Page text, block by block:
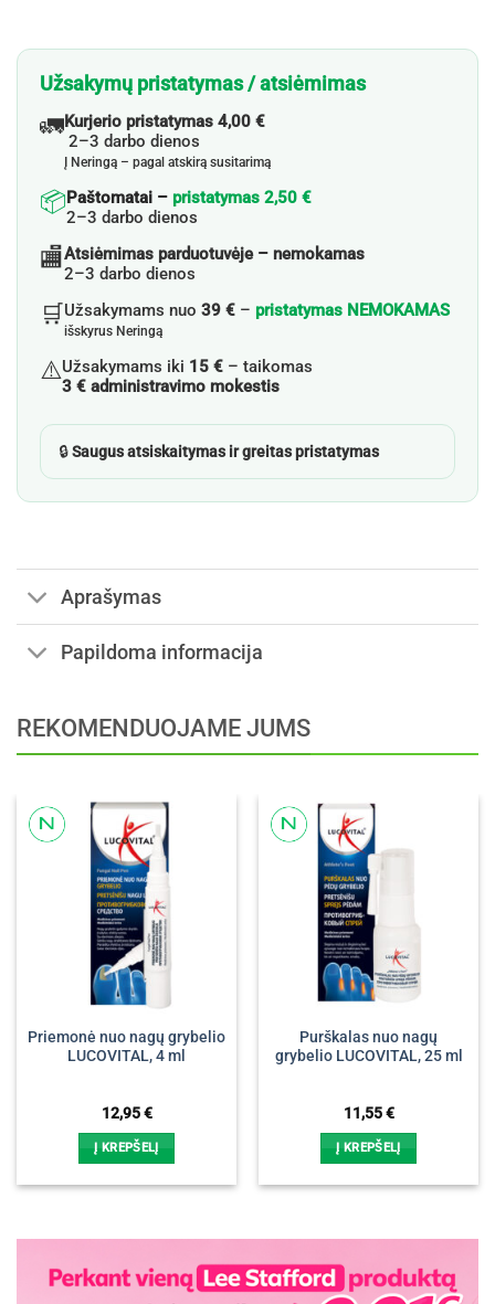
Užsakymų pristatymas / atsiėmimas
🚛Kurjerio pristatymas 4,00 €
2–3 darbo dienos
Į Neringą – pagal atskirą susitarimą
📦Paštomatai – pristatymas 2,50 €
2–3 darbo dienos
🏬Atsiėmimas parduotuvėje – nemokamas
2–3 darbo dienos
🛒Užsakymams nuo 39 € – pristatymas NEMOKAMAS
išskyrus Neringą
⚠️Užsakymams iki 15 € – taikomas
3 € administravimo mokestis
🔒Saugus atsiskaitymas ir greitas pristatymas
Aprašymas
Papildoma informacija
REKOMENDUOJAME JUMS
Priemonė nuo nagų grybelio
LUCOVITAL, 4 ml
12,95€
Į KREPŠELĮ
Purškalas nuo nagų
grybelio LUCOVITAL, 25 ml
11,55€
Į KREPŠELĮ